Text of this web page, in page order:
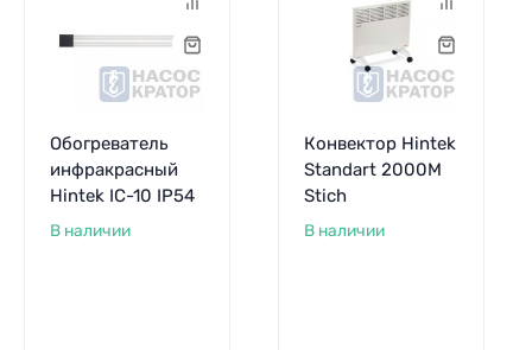
Обогреватель
инфракрасный
Hintek IC-10 IP54
В наличии
Конвектор Hintek
Standart 2000M
Stich
В наличии